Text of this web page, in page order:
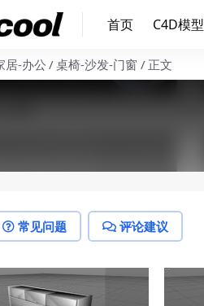
首页 C4D模型
居-办公 桌椅-沙发-门窗 正文
常见问题 评论建议